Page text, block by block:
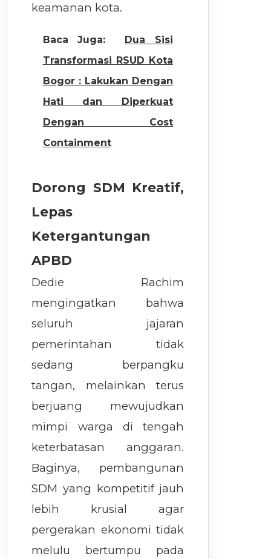
keamanan kota.
Baca Juga:
Dua Sisi
Transformasi RSUD Kota
Bogor : Lakukan Dengan
Hati dan Diperkuat
Dengan Cost
Containment
Dorong SDM Kreatif,
Lepas
Ketergantungan
APBD
Dedie Rachim
mengingatkan bahwa
seluruh jajaran
pemerintahan tidak
sedang berpangku
tangan, melainkan terus
berjuang mewujudkan
mimpi warga di tengah
keterbatasan anggaran.
Baginya, pembangunan
SDM yang kompetitif jauh
lebih krusial agar
pergerakan ekonomi tidak
melulu bertumpu pada